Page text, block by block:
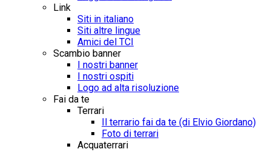
Link
Siti in italiano
Siti altre lingue
Amici del TCI
Scambio banner
I nostri banner
I nostri ospiti
Logo ad alta risoluzione
Fai da te
Terrari
Il terrario fai da te (di Elvio Giordano)
Foto di terrari
Acquaterrari